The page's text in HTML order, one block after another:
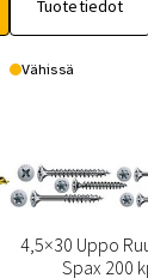
Tuotetiedot
Vähissä
4,5×30 Uppo
Spax 200